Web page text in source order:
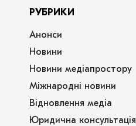
РУБРИКИ
Анонси
Новини
Новини медіапростору
Міжнародні новини
Відновлення медіа
Юридична консультація